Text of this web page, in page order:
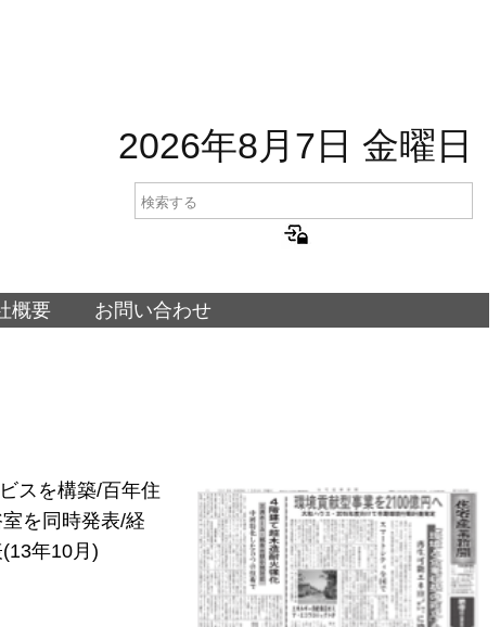
2026年8月7日 金曜日
概要 お問い合わせ
スを構築/百年住
を同時発表/経
年10月)